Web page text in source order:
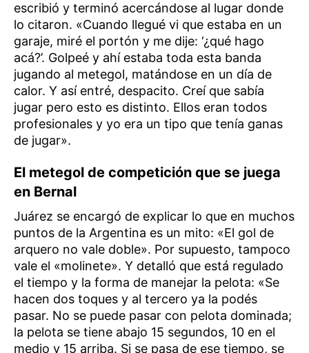
escribió y terminó acercándose al lugar donde
lo citaron. «Cuando llegué vi que estaba en un
garaje, miré el portón y me dije: ‘¿qué hago
acá?’. Golpeé y ahí estaba toda esta banda
jugando al metegol, matándose en un día de
calor. Y así entré, despacito. Creí que sabía
jugar pero esto es distinto. Ellos eran todos
profesionales y yo era un tipo que tenía ganas
de jugar».
El metegol de competición que se juega
en Bernal
Juárez se encargó de explicar lo que en muchos
puntos de la Argentina es un mito: «El gol de
arquero no vale doble». Por supuesto, tampoco
vale el «molinete». Y detalló que está regulado
el tiempo y la forma de manejar la pelota: «Se
hacen dos toques y al tercero ya la podés
pasar. No se puede pasar con pelota dominada;
la pelota se tiene abajo 15 segundos, 10 en el
medio y 15 arriba. Si se pasa de ese tiempo, se